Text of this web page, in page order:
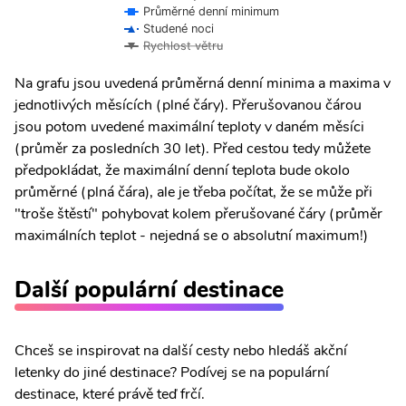
Průměrné denní minimum
Studené noci
Rychlost větru
Na grafu jsou uvedená průměrná denní minima a maxima v
jednotlivých měsících (plné čáry). Přerušovanou čárou
jsou potom uvedené maximální teploty v daném měsíci
(průměr za posledních 30 let). Před cestou tedy můžete
předpokládat, že maximální denní teplota bude okolo
průměrné (plná čára), ale je třeba počítat, že se může při
"troše štěstí" pohybovat kolem přerušované čáry (průměr
maximálních teplot - nejedná se o absolutní maximum!)
Další populární destinace
Chceš se inspirovat na další cesty nebo hledáš akční
letenky do jiné destinace? Podívej se na populární
destinace, které právě teď frčí.